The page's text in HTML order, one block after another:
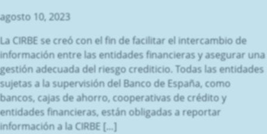
agosto 10, 2023
La CIRBE se creó con el fin de facilitar el intercambio de
información entre las entidades financieras y asegurar una
gestión adecuada del riesgo crediticio. Todas las entidades
sujetas a la supervisión del Banco de España, como
bancos, cajas de ahorro, cooperativas de crédito y
entidades financieras, están obligadas a reportar
información a la CIRBE […]